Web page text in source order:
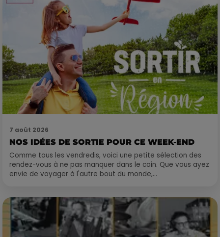
7 août 2026
NOS IDÉES DE SORTIE POUR CE WEEK-END
Comme tous les vendredis, voici une petite sélection des
rendez-vous à ne pas manquer dans le coin. Que vous ayez
envie de voyager à l'autre bout du monde,...